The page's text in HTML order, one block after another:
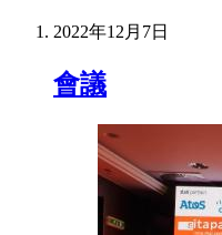
2022年12月7日
會議